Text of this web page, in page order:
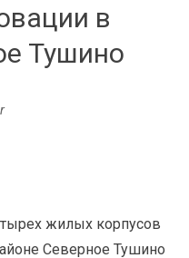
в
Тушино